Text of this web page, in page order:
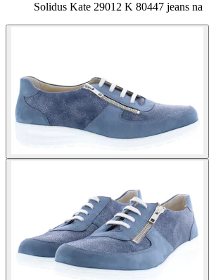
Solidus Kate 29012 K 80447 jeans na